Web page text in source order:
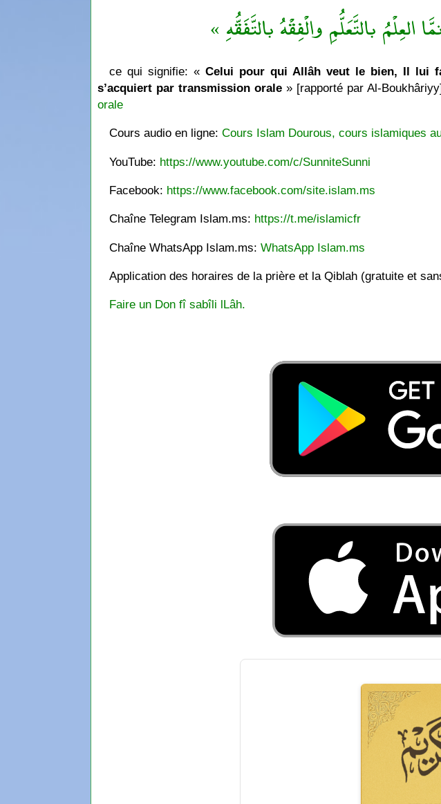
العِلْمُ بالتَّعَلُّمِ والْفِقْهُ بالتَّفَقُّهِ »
ce qui signifie: « Celui pour qui Allâh veut le bien, Il lui
s’acquiert par transmission orale » [rapporté par Al-
orale
Cours audio en ligne:Cours Islam Dourous, cours islamiques
YouTube: https://www.youtube.com/c/SunniteSunni
Facebook: https://www.facebook.com/site.islam.ms
Chaîne Telegram Islam.ms: https://t.me/islamicfr
Chaîne WhatsApp Islam.ms:WhatsApp Islam.ms
Application des horaires de la prière et la Qiblah (gratuite et
Faire un Don fî sabîli lLâh.